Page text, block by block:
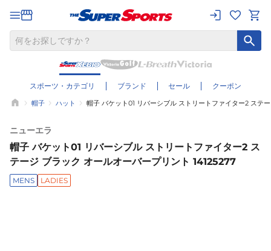
スポーツ・カテゴリ ブランド セール クーポン
帽子 ハット 帽子 バケット01 リバーシブル ストリートファイター2 ステ
ニューエラ
帽子 バケット01 リバーシブル ストリートファイター2 ス
テージ ブラック オールオーバープリント 14125277
MENS LADIES